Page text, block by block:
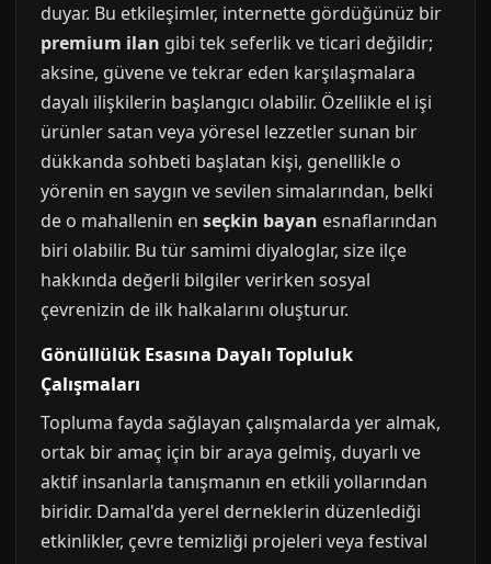
duyar. Bu etkileşimler, internette gördüğünüz bir
premium ilan gibi tek seferlik ve ticari değildir;
aksine, güvene ve tekrar eden karşılaşmalara
dayalı ilişkilerin başlangıcı olabilir. Özellikle el işi
ürünler satan veya yöresel lezzetler sunan bir
dükkanda sohbeti başlatan kişi, genellikle o
yörenin en saygın ve sevilen simalarından, belki
de o mahallenin en seçkin bayan esnaflarından
biri olabilir. Bu tür samimi diyaloglar, size ilçe
hakkında değerli bilgiler verirken sosyal
çevrenizin de ilk halkalarını oluşturur.
Gönüllülük Esasına Dayalı Topluluk
Çalışmaları
Topluma fayda sağlayan çalışmalarda yer almak,
ortak bir amaç için bir araya gelmiş, duyarlı ve
aktif insanlarla tanışmanın en etkili yollarından
biridir. Damal'da yerel derneklerin düzenlediği
etkinlikler, çevre temizliği projeleri veya festival